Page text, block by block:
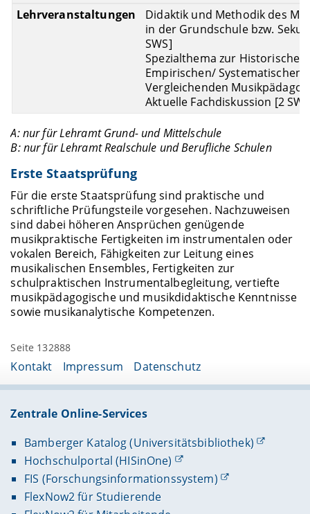
Didaktik und Methodik des
in der Grundschule bzw.
SWS]
Spezialthema zur
Empirischen/ Systematischen/
Vergleichenden
Aktuelle Fachdiskussion [2
A: nur für Lehramt Grund- und Mittelschule
B: nur für Lehramt Realschule und Berufliche Schulen
Erste Staatsprüfung
Für die erste Staatsprüfung sind praktische und
schriftliche Prüfungsteile vorgesehen. Nachzuweisen
sind dabei höheren Ansprüchen genügende
musikpraktische Fertigkeiten im instrumentalen oder
vokalen Bereich, Fähigkeiten zur Leitung eines
musikalischen Ensembles, Fertigkeiten zur
schulpraktischen Instrumentalbegleitung, vertiefte
musikpädagogische und musikdidaktische Kenntnisse
sowie musikanalytische Kompetenzen.
Seite 132888
Kontakt Impressum Datenschutz
Zentrale Online-Services
Bamberger Katalog (Universitätsbibliothek)
Hochschulportal (HISinOne)
FIS (Forschungsinformationssystem)
FlexNow2 für Studierende